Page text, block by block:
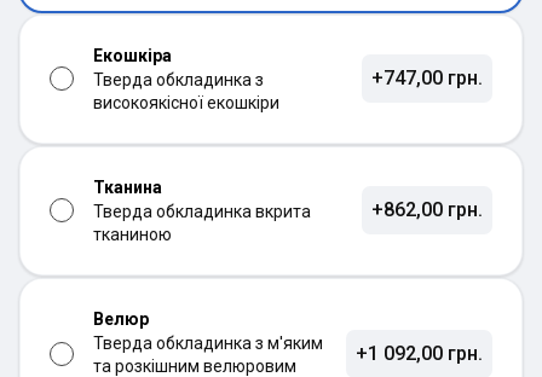
Екошкіра
Тверда обкладинка з
високоякісної екошкіри
+747,00 грн.
Тканина
Тверда обкладинка вкрита
тканиною
+862,00 грн.
Велюр
Тверда обкладинка з м'яким
та розкішним велюровим
+1 092,00 грн.